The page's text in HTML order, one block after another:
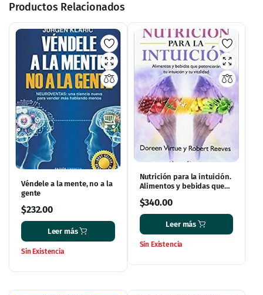
Productos Relacionados
Véndele a la mente, no a la
gente
$232.00
Leer más
Sin Existencia
Nutrición para la intuición.
Alimentos y bebidas que
tu vitalidad
$340.00
Leer más
Sin Existencia